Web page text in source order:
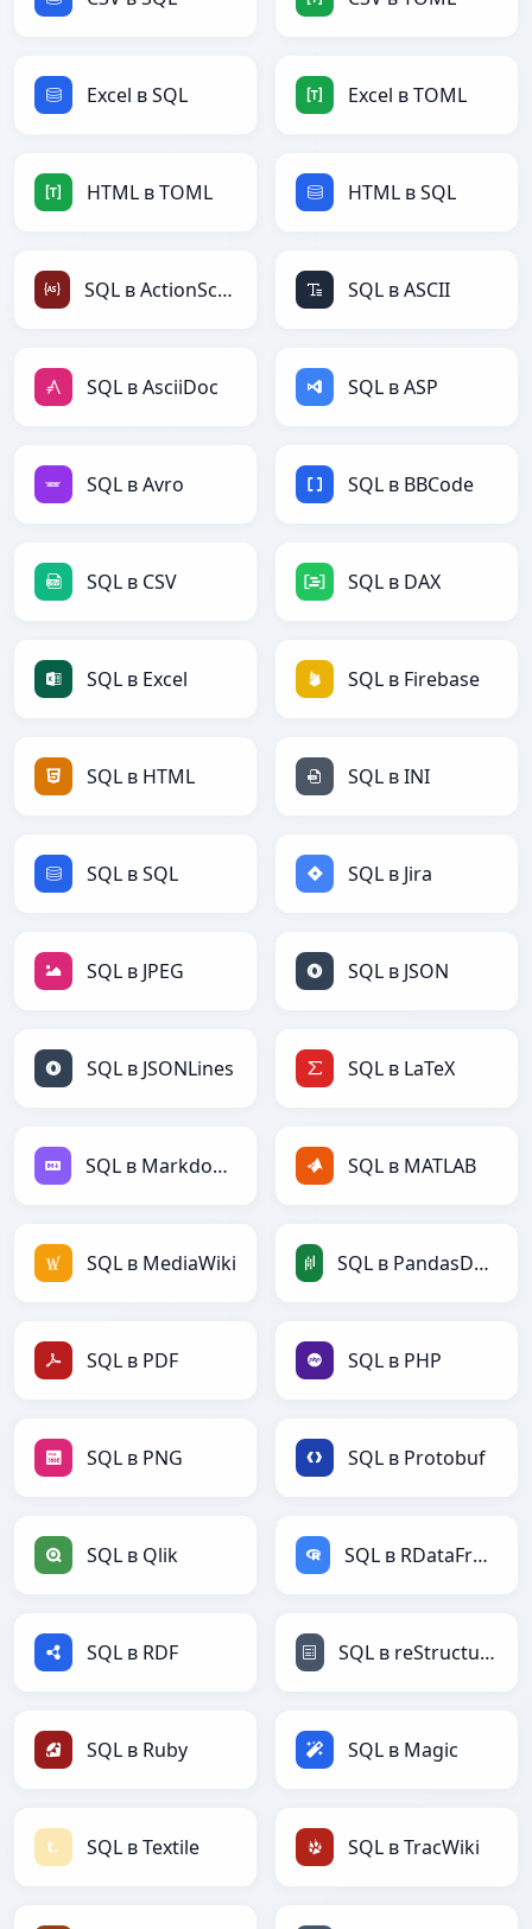
Excel в SQL Excel в TOML
HTML в TOML HTML в SQL
SQL в ActionScript SQL в ASCII
SQL в AsciiDoc SQL в ASP
SQL в Avro SQL в BBCode
SQL в CSV SQL в DAX
SQL в Excel SQL в Firebase
SQL в HTML SQL в INI
SQL в SQL SQL в Jira
SQL в JPEG SQL в JSON
SQL в JSONLines SQL в LaTeX
SQL в Markdown SQL в MATLAB
SQL в MediaWiki SQL в PandasDataFrame
SQL в PDF SQL в PHP
SQL в PNG SQL в Protobuf
SQL в Qlik SQL в RDataFrame
SQL в RDF SQL в reStructuredText
SQL в Ruby SQL в Magic
SQL в Textile SQL в TracWiki